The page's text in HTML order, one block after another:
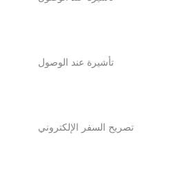
تأشيرة عند الوصول
تصريح السفر الإلكتروني